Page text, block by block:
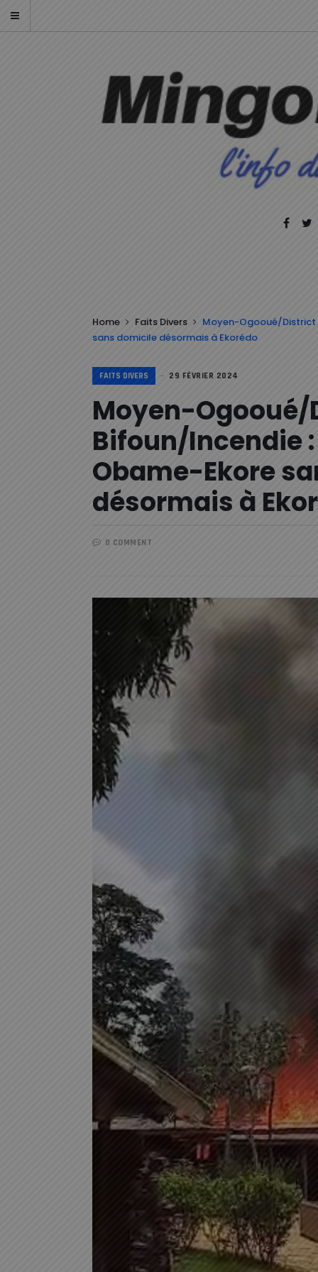
Home Faits Divers
Moyen-Ogooué/District
sans domicile désormais à Ekorédo
FAITS DIVERS 29 FÉVRIER 2024
Moyen-
Bifoun/Incendie
Obame-Ekore
désormais à
0 COMMENT